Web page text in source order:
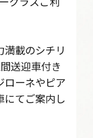
載のシチリ
送迎車付き
ローネやピア
にてご案内し